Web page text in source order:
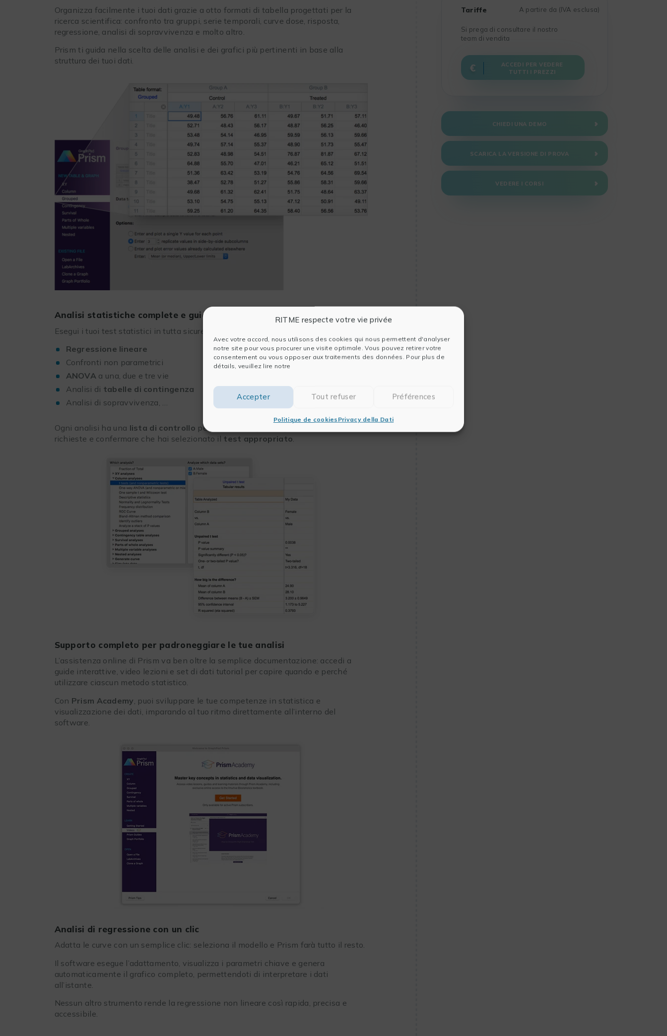
RITME respecte votre vie privée
Avec votre accord, nous utilisons des cookies qui nous permettent d'analyser
notre site pour vous procurer une visite optimale. Vous pouvez retirer votre
consentement ou vous opposer aux traitements des données. Pour plus de
détails, veuillez lire notre
Accepter Tout refuser Préférences
Politique de cookies Privacy della Dati
Organizza facilmente i tuoi dati grazie a otto formati di tabella progettati per la
ricerca scientifica: confronto tra gruppi, serie temporali, curve dose, risposta,
regressione, analisi di sopravvivenza e molto altro.
Prism ti guida nella scelta delle analisi e dei grafici più pertinenti in base alla
struttura dei tuoi dati.
Analisi statistiche complete e guidate
Esegui i tuoi test statistici in tutta sicurezza, senza rischiare errori di metodo:
Regressione lineare
Confronti non parametrici
ANOVA a una, due e tre vie
Analisi di tabelle di contingenza
Analisi di sopravvivenza, …
Ogni analisi ha una lista di controllo per aiutarti a capire le ipotesi statistiche
richieste e confermare che hai selezionato il test appropriato
Supporto completo per padroneggiare le tue analisi
L’assistenza online di Prism va ben oltre la semplice documentazione: accedi a
guide interattive, video lezioni e set di dati tutorial per capire quando e perché
utilizzare ciascun metodo statistico.
Con Prism Academy , puoi sviluppare le tue competenze in statistica e
visualizzazione dei dati, imparando al tuo ritmo direttamente all’interno del
software.
Analisi di regressione con un clic
Adatta le curve con un semplice clic: seleziona il modello e Prism farà tutto il resto.
Il software esegue l’adattamento, visualizza i parametri chiave e genera
automaticamente il grafico completo, permettendoti di interpretare i dati
all’istante.
Nessun altro strumento rende la regressione non lineare così rapida, precisa e
accessibile.
A partire da (IVA esclusa)
Tariffe
Si prega di consultare il nostro
team di vendita
ACCEDI PER VEDERE
TUTTI I PREZZI
CHIEDI UNA DEMO
SCARICA LA VERSIONE DI PROVA
VEDERE I CORSI